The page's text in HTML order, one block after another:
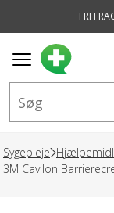
FRI
Sygepleje
3M Cavilon